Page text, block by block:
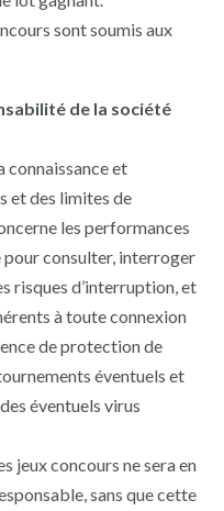
sont soumis aux
de la société
connaissance et
et des limites de
les performances
pour consulter, interroger
risques d’interruption, et
à toute connexion
de protection de
éventuels et
éventuels virus
jeux concours ne sera en
sans que cette